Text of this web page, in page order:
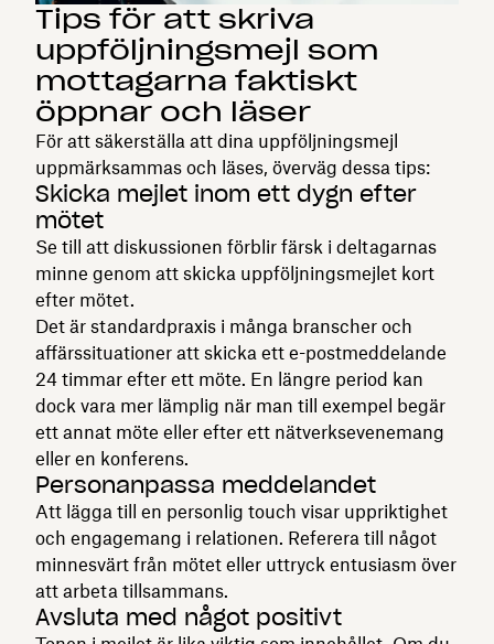
Tips för att skriva
uppföljningsmejl som
mottagarna faktiskt
öppnar och läser
För att säkerställa att dina uppföljningsmejl
uppmärksammas och läses, överväg dessa tips:
Skicka mejlet inom ett dygn efter
mötet
Se till att diskussionen förblir färsk i deltagarnas
minne genom att skicka uppföljningsmejlet kort
efter mötet.
Det är standardpraxis i många branscher och
affärssituationer att skicka ett e-postmeddelande
24 timmar efter ett möte. En längre period kan
dock vara mer lämplig när man till exempel begär
ett annat möte eller efter ett nätverksevenemang
eller en konferens.
Personanpassa meddelandet
Att lägga till en personlig touch visar uppriktighet
och engagemang i relationen. Referera till något
minnesvärt från mötet eller uttryck entusiasm över
att arbeta tillsammans.
Avsluta med något positivt